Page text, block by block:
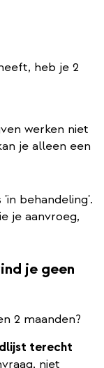
heb je 2
werken niet
je alleen een
behandeling'.
je aanvroeg,
je geen
2 maanden?
terecht
niet